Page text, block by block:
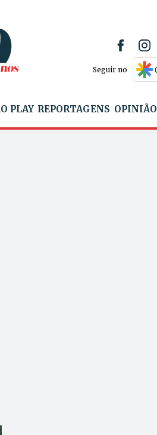
Seguir no
PLAY REPORTAGENS OPINIÃO